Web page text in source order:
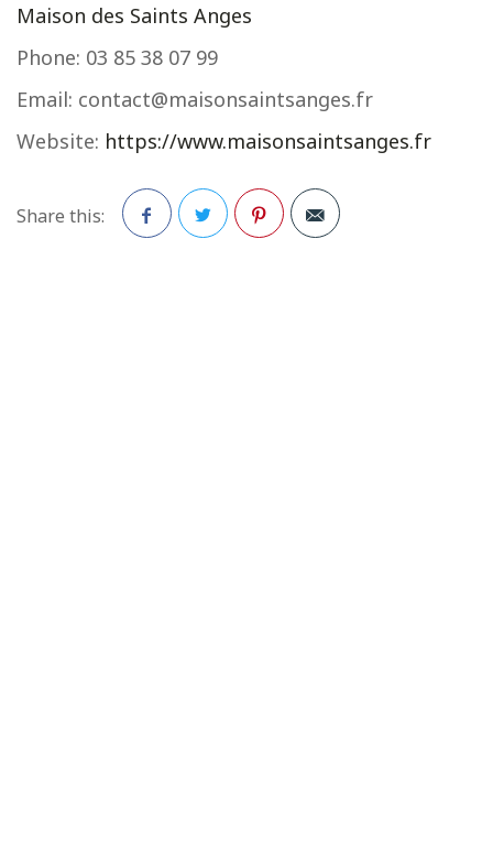
Maison des Saints Anges
Phone: 03 85 38 07 99
Email: contact@maisonsaintsanges.fr
Website: https://www.maisonsaintsanges.fr
Share this: